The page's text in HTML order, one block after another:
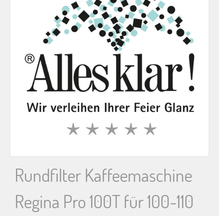
a
h
Rundfilter Kaffeemaschine
Regina Pro 100T für 100-110